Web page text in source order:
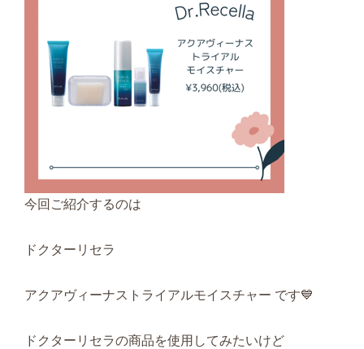
今回ご紹介するのは
ドクターリセラ
アクアヴィーナストライアルモイスチャー です💙
ドクターリセラの商品を使用してみたいけど